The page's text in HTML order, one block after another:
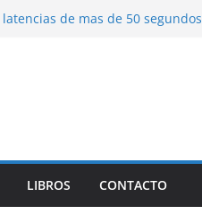
latencias de mas de 50 segundos
LIBROS CONTACTO